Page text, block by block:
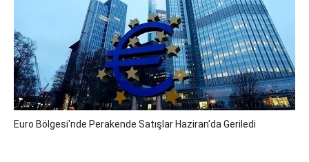
Euro Bölgesi'nde Perakende Satışlar Haziran'da Geriledi